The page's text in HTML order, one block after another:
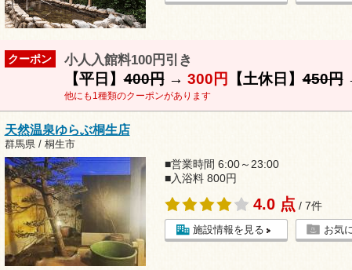
クーポン 小人入館料100円引き
【平日】400円→ 300円 【土休日】450円
他にも1種類のクーポンがあります
天然温泉ゆらぶ桐生店
群馬県 / 桐生市
■営業時間 6:00～23:00
■入浴料 800円
4.0 点 / 7件
施設情報を見る お気